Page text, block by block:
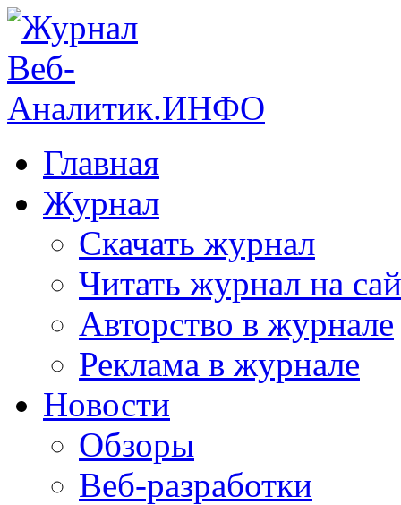
Главная
Журнал
Скачать журнал
Читать журнал на
Авторство в журнале
Реклама в журнале
Новости
Обзоры
Веб-разработки